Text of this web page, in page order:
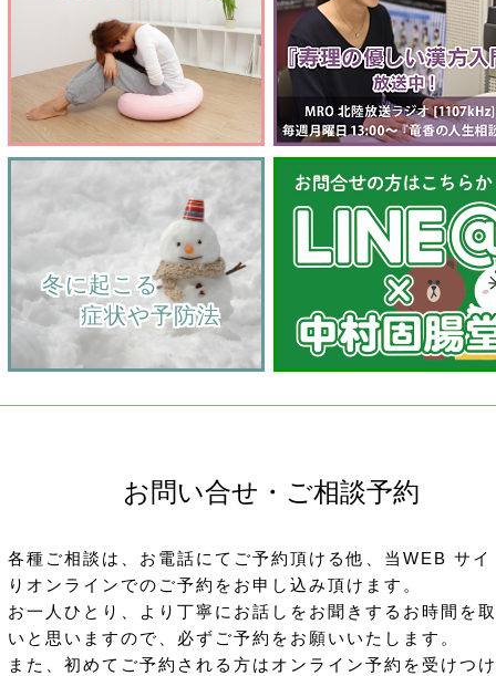
    冬に起こる
         症状や予防法
お問い合せ・ご相談予約
各種ご相談は、お電話にてご予約頂ける他、当WEB サイ
りオンラインでのご予約をお申し込み頂けます。
お一人ひとり、より丁寧にお話しをお聞きするお時間を
いと思いますので、必ずご予約をお願いいたします。
また、初めてご予約される方はオンライン予約を受けつ